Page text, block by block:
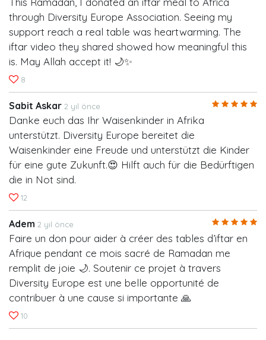
through Diversity Europe Association. Seeing my
support reach a real table was heartwarming. The
iftar video they shared showed how meaningful this
is. May Allah accept it! 🌙✨
8
Sabit Askar 2 yıl önce
Danke euch das Ihr Waisenkinder in Afrika
unterstützt. Diversity Europe bereitet die
Waisenkinder eine Freude und unterstützt die Kinder
für eine gute Zukunft.😍 Hilft auch für die Bedürftigen
die in Not sind.
12
Adem 2 yıl önce
Faire un don pour aider à créer des tables d’iftar en
Afrique pendant ce mois sacré de Ramadan me
remplit de joie 🌙. Soutenir ce projet à travers
Diversity Europe est une belle opportunité de
contribuer à une cause si importante 🙏
10